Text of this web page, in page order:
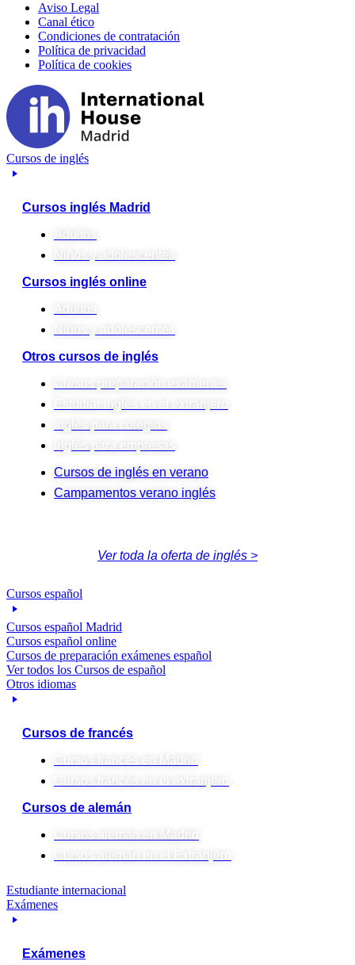
Aviso Legal
Canal ético
Condiciones de contratación
Política de privacidad
Política de cookies
Cursos de inglés
Cursos inglés Madrid
Adultos
Niños y adolescentes
Cursos inglés online
Adultos
Niños y adolescentes
Otros cursos de inglés
Cursos preparación exámenes
Estudiar inglés en el extranjero
Inglés para colegios
Inglés para empresas
Cursos de inglés en verano
Campamentos verano inglés
Ver toda la oferta de inglés >
Cursos español
Cursos español Madrid
Cursos español online
Cursos de preparación exámenes español
Ver todos los Cursos de español
Otros idiomas
Cursos de francés
Cursos francés en Madrid
Cursos de alemán
Cursos alemán en Madrid
Cursos alemán en el Extranjero
Estudiante internacional
Exámenes
Exámenes